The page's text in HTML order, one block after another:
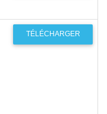
TÉLÉCHARGER